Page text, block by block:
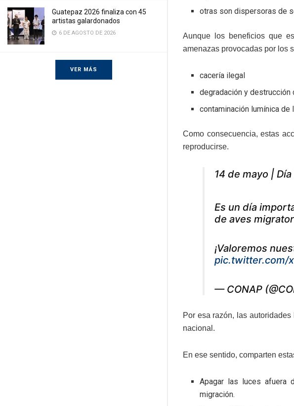
Guatepaz 2026 finaliza con 45
artistas galardonados
6 DE AGOSTO DE 2026
VER MÁS
otras son dispersoras de
Aunque los beneficios que
amenazas provocadas por los
cacería ilegal
degradación y destrucción
contaminación lumínica de
Como consecuencia, estas
reproducirse.
14 de mayo |
Es un día
de aves
¡Valoremos
pic.twitter.com/
— CONAP
Por esa razón, las
nacional.
En ese sentido, comparten
Apagar las luces afuera
migración.